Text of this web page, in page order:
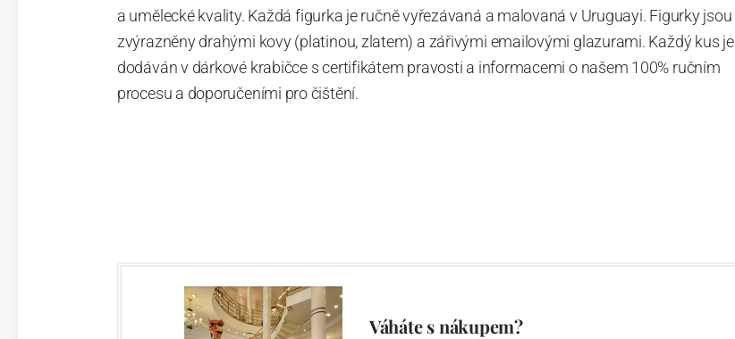
a umělecké kvality. Každá figurka je ručně vyřezávaná a malovaná v Uruguayi. Figurky jsou
zvýrazněny drahými kovy (platinou, zlatem) a zářivými emailovými glazurami. Každý kus je
dodáván v dárkové krabičce s certifikátem pravosti a informacemi o našem 100% ručním
procesu a doporučeními pro čištění.
Váháte s nákupem?